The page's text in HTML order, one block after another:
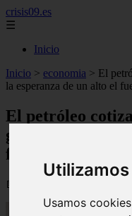
Usamos
crisis09.es
☰
Inicio
Inicio > economia > El
la esperanza de un alto el
El petróleo
geopolítico y la
fuego que
📅 31/05/2026